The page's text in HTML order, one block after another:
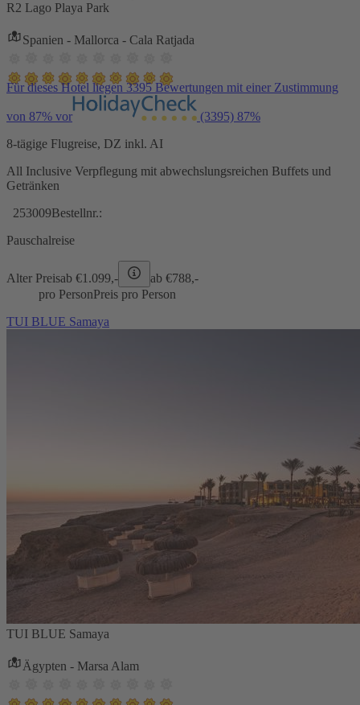
R2 Lago Playa Park
Spanien - Mallorca - Cala Ratjada
Für dieses Hotel liegen 3395 Bewertungen mit einer Zustimmung
von 87% vor (3395) 87%
8-tägige Flugreise, DZ inkl. AI
All Inclusive Verpflegung mit abwechslungsreichen Buffets und
Getränken
253009Bestellnr.:
Pauschalreise
Alter Preisab €1.099,- ab €788,-
pro PersonPreis pro Person
TUI BLUE Samaya
TUI BLUE Samaya
Ägypten - Marsa Alam